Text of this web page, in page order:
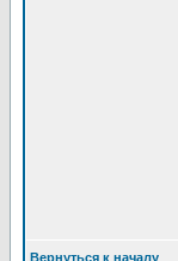
Вернуться к началу